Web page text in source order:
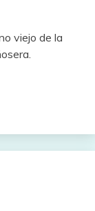
viejo de la